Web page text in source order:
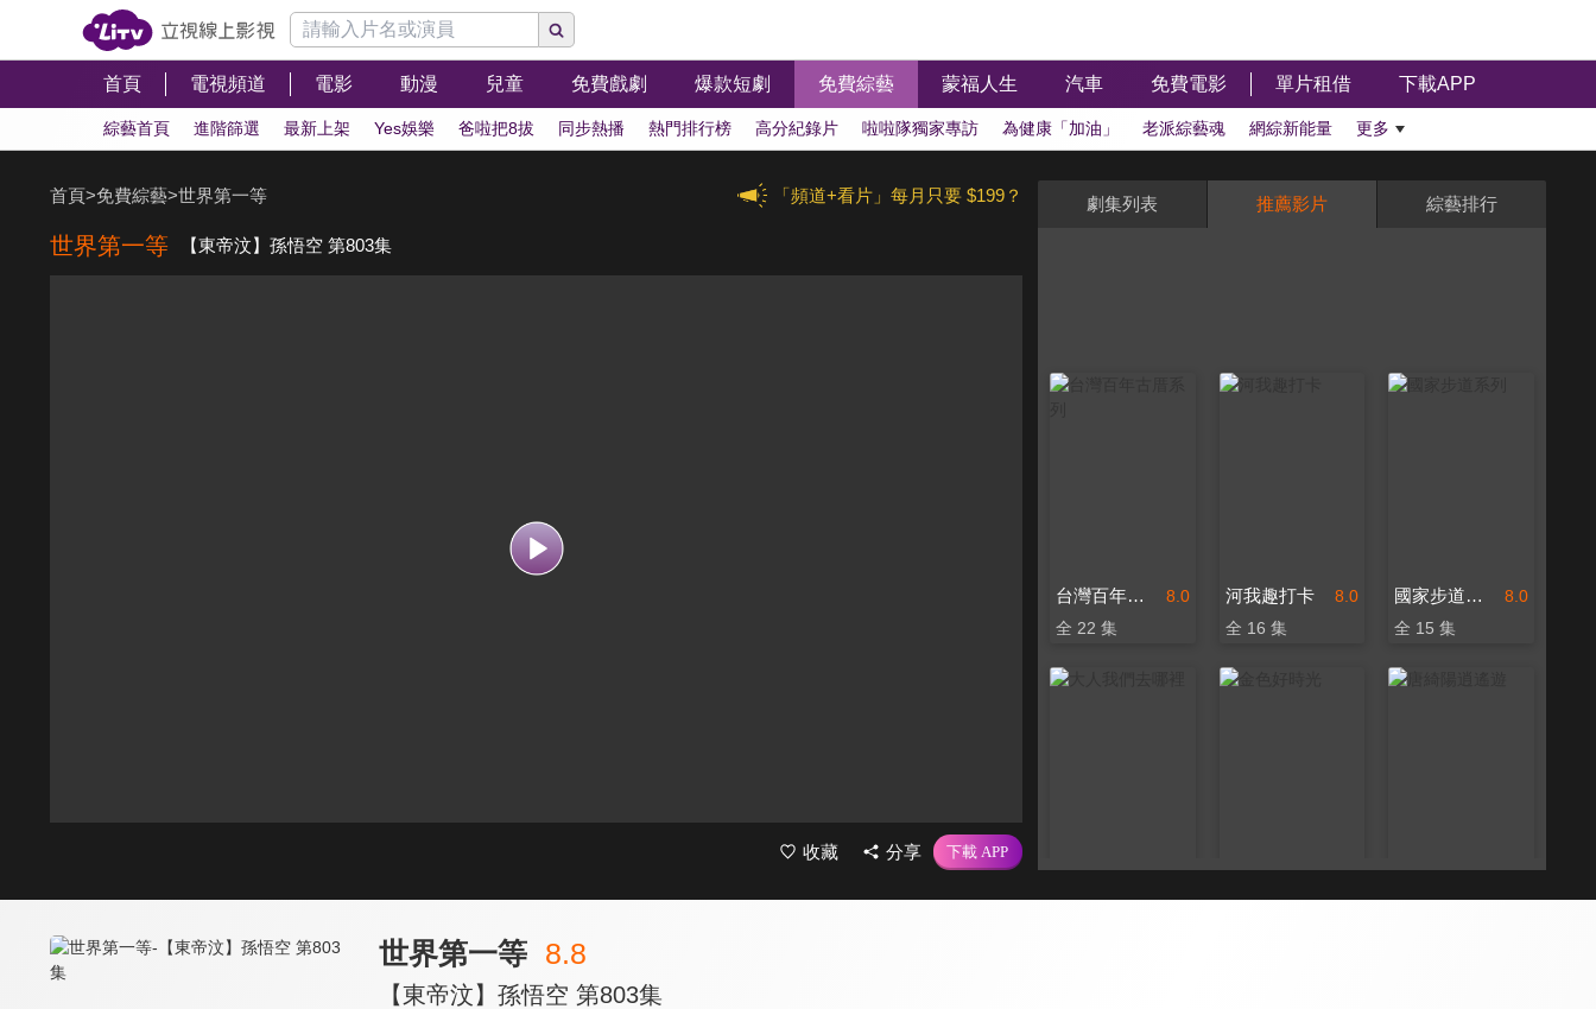
首頁 電視頻道 電影 動漫 兒童 免費戲劇 爆款短劇 免費綜藝 蒙福人生 汽車 免費電影 單片租借 下載APP
綜藝首頁 進階篩選 最新上架 Yes娛樂 爸啦把8拔 同步熱播 熱門排行榜 高分紀錄片 啦啦隊獨家專訪 為健康「加油」 老派綜藝魂 網綜新能量 更多
「頻道+看片」每月只要 $199？
首頁>免費綜藝>世界第一等
世界第一等 【東帝汶】孫悟空 第803集
收藏 分享
劇集列表 推薦影片 綜藝排行
8.0
台灣百年古厝系列
全 22 集
8.0
河我趣打卡
全 16 集
8.0
國家步道系列
全 15 集
世界第一等 8.8
【東帝汶】孫悟空 第803集